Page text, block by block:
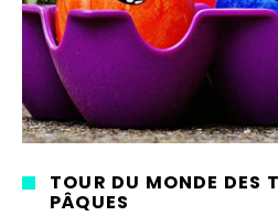
TOUR DU MONDE DES
PÂQUES